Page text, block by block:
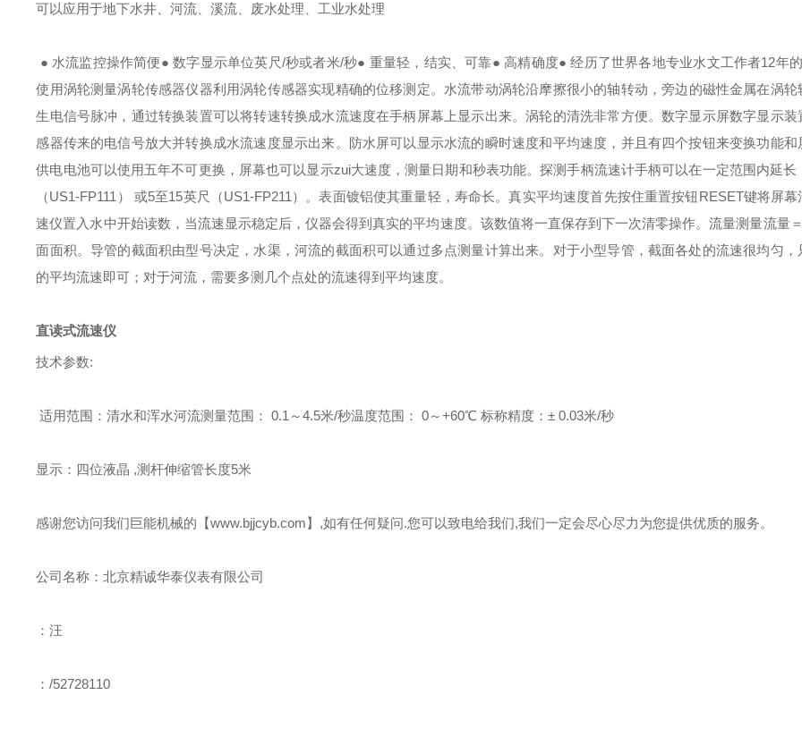
可以应用于地下水井、河流、溪流、废水处理、工业水处理
● 水流监控操作简便●数字显示单位英尺/秒或者米/秒● 重量轻，结实、可靠●高精确度●经历了世界各地专业水文工作者12年
使用涡轮测量涡轮传感器仪器利用涡轮传感器实现精确的位移测定。水流带动涡轮沿摩擦很小的轴转动，旁边的磁性金属在涡轮
生电信号脉冲，通过转换装置可以将转速转换成水流速度在手柄屏幕上显示出来。涡轮的清洗非常方便。数字显示屏数字显示装
感器传来的电信号放大并转换成水流速度显示出来。防水屏可以显示水流的瞬时速度和平均速度，并且有四个按钮来变换功能和
供电电池可以使用五年不可更换，屏幕也可以显示zui大速度，测量日期和秒表功能。探测手柄流速计手柄可以在一定范围内延长
（US1-FP111） 或5至15英尺 （US1-FP211） 。表面镀铝使其重量轻，寿命长。真实平均速度首先按住重置按钮 RESET键将屏幕
速仪置入水中开始读数，当流速显示稳定后，仪器会得到真实的平均速度。该数值将一直保存到下一次清零操作。流量测量流量
面面积。导管的截面积由型号决定，水渠，河流的截面积可以通过多点测量计算出来。对于小型导管，截面各处的流速很均匀，
的平均流速即可；对于河流，需要多测几个点处的流速得到平均速度。
直读式流速仪
技术参数:
适用范围：清水和浑水河流测量范围： 0.1 ～4.5米/秒温度范围： 0～+60℃ 标称精度：± 0.03米/秒
显示：四位液晶 ,测杆伸缩管长度5米
感谢您访问我们巨能机械的【www.bjjcyb.com】,如有任何疑问.您可以致电给我们,我们一定会尽心尽力为您提供优质的服务。
公司名称：北京精诚华泰仪表有限公司
：汪
：/52728110